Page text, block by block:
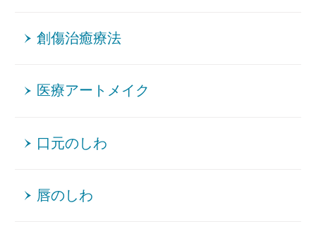
創傷治癒療法
医療アートメイク
口元のしわ
唇のしわ